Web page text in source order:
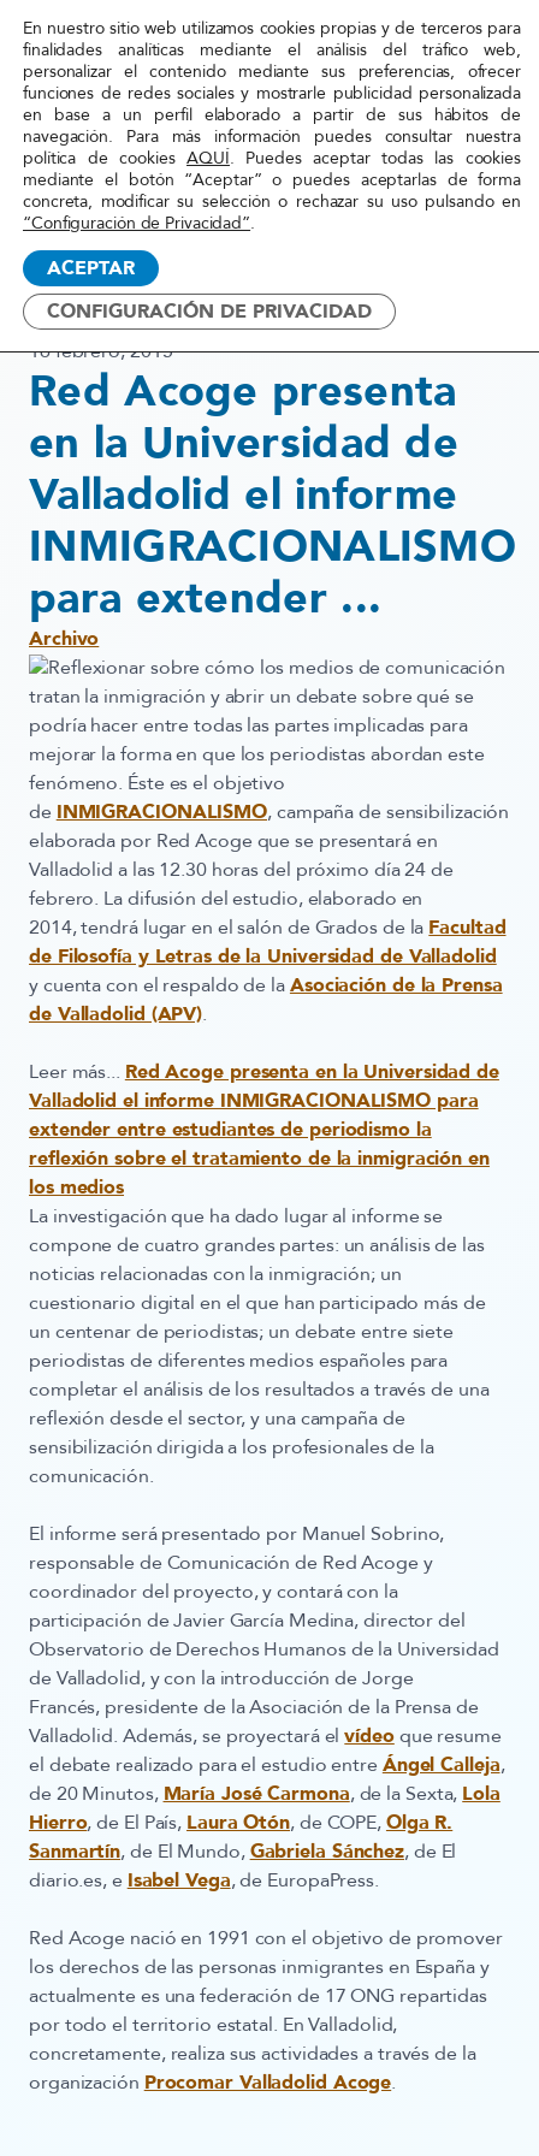
Red
Acoge
Inicio»Actualidad» Red Acoge presenta en la
Universidad de Valladolid el
informe
16 febrero, 2015
Red Acoge presenta
en la Universidad de
Valladolid el informe
INMIGRACIONALISMO
para extender ...
Archivo
Reflexionar sobre cómo los medios de comunicación
tratan la inmigración y abrir un debate sobre qué se
podría hacer entre todas las partes implicadas para
mejorar la forma en que los periodistas abordan este
fenómeno. Éste es el objetivo
de INMIGRACIONALISMO, campaña de sensibilización
elaborada por Red Acoge que se presentará en
Valladolid a las 12.30 horas del próximo día 24 de
febrero. La difusión del estudio, elaborado en
2014, tendrá lugar en el salón de Grados de la Facultad
de Filosofía y Letras de la Universidad de Valladolid
y cuenta con el respaldo de laAsociación de la Prensa
de Valladolid (APV).
Leer más... Red Acoge presenta en la Universidad de
Valladolid el informe INMIGRACIONALISMO para
extender entre estudiantes de periodismo la
reflexión sobre el tratamiento de la inmigración en
los medios
La investigación que ha dado lugar al informe se
compone de cuatro grandes partes: un análisis de las
noticias relacionadas con la inmigración; un
cuestionario digital en el que han participado más de
un centenar de periodistas; un debate entre siete
periodistas de diferentes medios españoles para
completar el análisis de los resultados a través de una
reflexión desde el sector, y una campaña de
sensibilización dirigida a los profesionales de la
comunicación.
El informe será presentado por Manuel Sobrino,
responsable de Comunicación de Red Acoge y
coordinador del proyecto, y contará con la
participación de Javier García Medina, director del
Observatorio de Derechos Humanos de la Universidad
de Valladolid, y con la introducción de Jorge
Francés, presidente de la Asociación de la Prensa de
Valladolid. Además, se proyectará elvídeoque resume
el debate realizado para el estudio entre Ángel Calleja,
de 20 Minutos, María José Carmona, de la Sexta, Lola
Hierro, de El País, Laura Otón, de COPE,Olga R.
Sanmartín, de El Mundo,Gabriela Sánchez, de El
diario.es, e Isabel Vega, de EuropaPress.
Red Acoge nació en 1991 con el objetivo de promover
los derechos de las personas inmigrantes en España y
actualmente es una federación de 17 ONG repartidas
por todo el territorio estatal. En Valladolid,
concretamente, realiza sus actividades a través de la
organización Procomar Valladolid Acoge.
En nuestro sitio web utilizamos cookies propias y de terceros para
finalidades analíticas mediante el análisis del tráfico web,
personalizar el contenido mediante sus preferencias, ofrecer
funciones de redes sociales y mostrarle publicidad personalizada
en base a un perfil elaborado a partir de sus hábitos de
navegación. Para más información puedes consultar nuestra
política de cookiesAQUÍ. Puedes aceptar todas las cookies
mediante el botón “Aceptar” o puedes aceptarlas de forma
concreta, modificar su selección o rechazar su uso pulsando en
“Configuración de Privacidad”.
ACEPTAR
CONFIGURACIÓN DE PRIVACIDAD